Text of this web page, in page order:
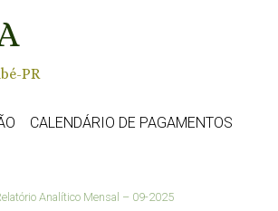
PR
CALENDÁRIO DE PAGAMENTOS
Analítico Mensal – 09-2025